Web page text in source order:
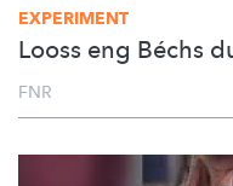
EXPERIMENT
Looss eng Béchs
FNR